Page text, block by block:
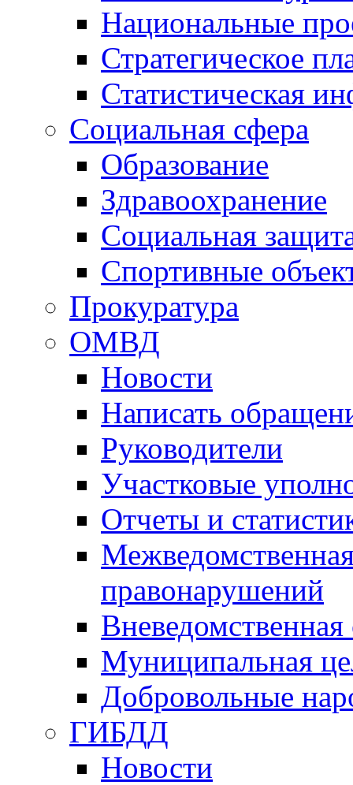
Национальные
Стратегическое
Статистическая
Социальная сфера
Образование
Здравоохранение
Социальная
Спортивные
Прокуратура
ОМВД
Новости
Написать
Руководители
Участковые
Отчеты и
правонарушений
Вневедомственная
Муниципальная
Добровольные
ГИБДД
Новости